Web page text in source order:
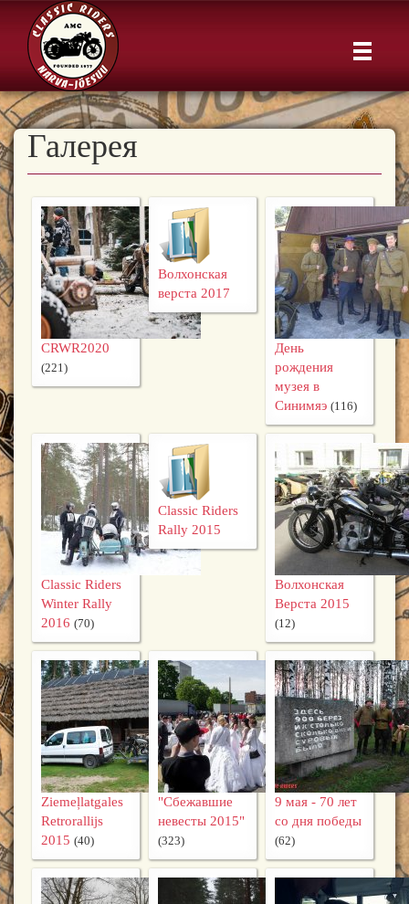
Галерея
CRWR2020
(221)
Волхонская
верста 2017
День
рождения
музея в
Синимяэ (116)
Classic Riders
Winter Rally
2016 (70)
Classic Riders
Rally 2015
Волхонская
Верста 2015
(12)
Ziemeļlatgales
Retrorallijs
2015 (40)
"Сбежавшие
невесты 2015"
(323)
9 мая - 70 лет
со дня победы
(62)